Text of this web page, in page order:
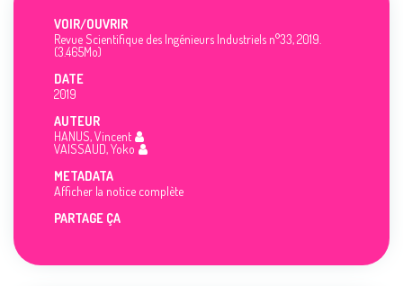
VOIR/OUVRIR
Revue Scientifique des Ingénieurs Industriels n°33, 2019.
(3.465Mo)
DATE
2019
AUTEUR
HANUS, Vincent
VAISSAUD, Yoko
METADATA
Afficher la notice complète
PARTAGE ÇA